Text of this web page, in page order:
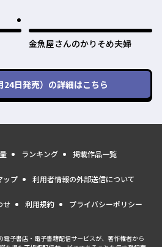
金魚屋さんのかりそめ夫婦
日発売） の詳細はこちら
ランキング 掲載作品一覧
ップ 利用者情報の外部送信について
せ 利用規約 プライバシーポリシー
電子書店・電子書籍配信サービスが、著作権者から